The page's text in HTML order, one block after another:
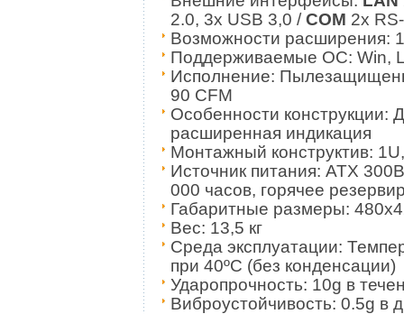
2.0, 3х USB 3,0 /COM 2x
Возможности расширения:
Поддерживаемые ОС: Win,
Исполнение:
90 CFM
Особенности конструкции:
расширенная индикация
Монтажный конструктив:
Источник питания: ATX
000 часов, горячее
Габаритные размеры:
Вес: 13,5 кг
Среда эксплуатации:
при 40ºC (без конденсации)
Ударопрочность: 10g в
Виброустойчивость: 0.5g в